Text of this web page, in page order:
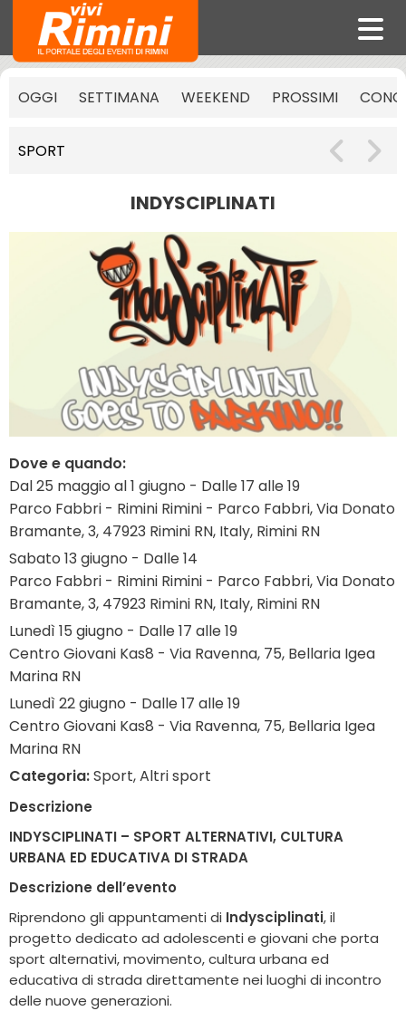
OGGI SETTIMANA WEEKEND PROSSIMI
SPORT
INDYSCIPLINATI
Dove e quando:
Dal 25 maggio al 1 giugno - Dalle 17 alle 19
Parco Fabbri - Rimini Rimini - Parco Fabbri, Via Donato
Bramante, 3, 47923 Rimini RN, Italy, Rimini RN
Sabato 13 giugno - Dalle 14
Parco Fabbri - Rimini Rimini - Parco Fabbri, Via Donato
Bramante, 3, 47923 Rimini RN, Italy, Rimini RN
Lunedì 15 giugno - Dalle 17 alle 19
Centro Giovani Kas8 - Via Ravenna, 75, Bellaria Igea
Marina RN
Lunedì 22 giugno - Dalle 17 alle 19
Centro Giovani Kas8 - Via Ravenna, 75, Bellaria Igea
Marina RN
Categoria:Sport, Altri sport
Descrizione
INDYSCIPLINATI – SPORT ALTERNATIVI, CULTURA
URBANA ED EDUCATIVA DI STRADA
Descrizione dell’evento
Riprendono gli appuntamenti di Indysciplinati, il
progetto dedicato ad adolescenti e giovani che porta
sport alternativi, movimento, cultura urbana ed
educativa di strada direttamente nei luoghi di incontro
delle nuove generazioni.